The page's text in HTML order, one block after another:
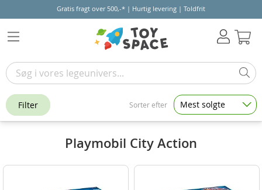
Gratis fragt over 500,-* | Hurtig levering | Toldfrit
Playmobil City Action
Filter Sorter efter Mest solgte